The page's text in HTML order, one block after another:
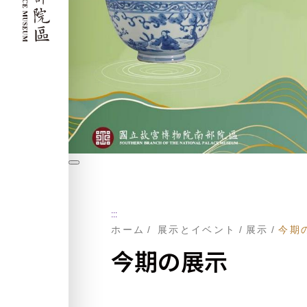
暫
:::
ホーム 展示とイベント 展示 今期
今期の展示